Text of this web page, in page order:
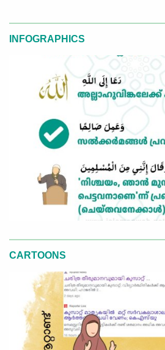
INFOGRAPHICS
CARTOONS